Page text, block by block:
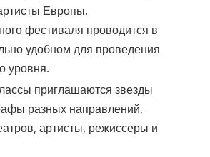
Европы.
фестиваля проводится в
удобном для проведения
уровня.
приглашаются звезды
разных направлений,
артисты, режиссеры и